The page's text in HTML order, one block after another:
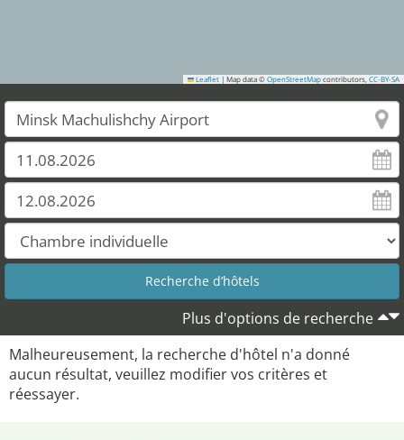
Leaflet | Map data © OpenStreetMap contributors, CC-BY-SA
Plus d'options de recherche
Malheureusement, la recherche d'hôtel n'a donné
aucun résultat, veuillez modifier vos critères et
réessayer.